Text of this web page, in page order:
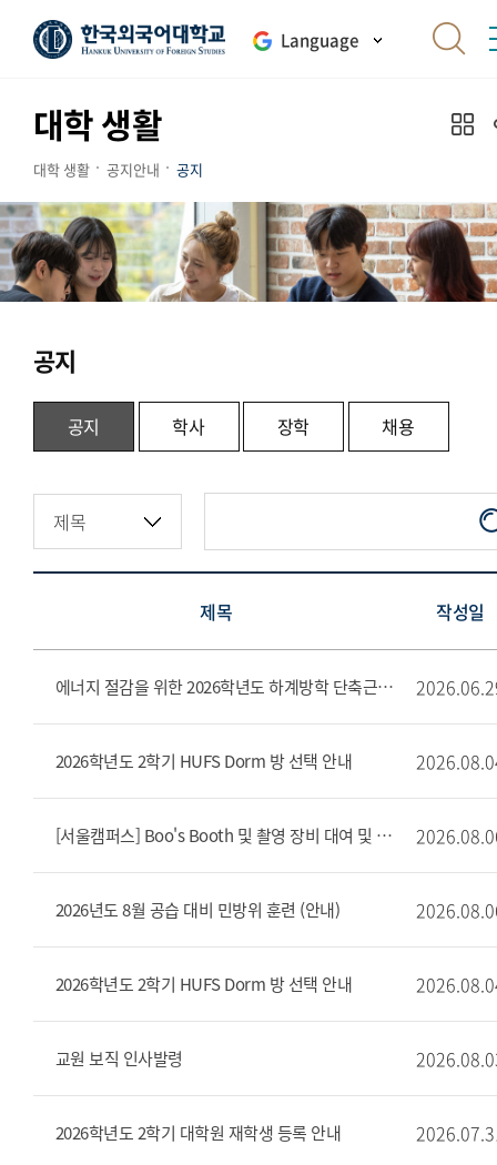
Language
대학 생활
대학 생활 공지안내 공지
공지
공지 학사 장학
채용
제목 작성일
에너지 절감을 위한 2026학년도 하계방학 단축근무 및 집중 휴무 주간 시행 안내문
2026학년도 2학기 HUFS Dorm 방 선택 안내
[서울캠퍼스] Boo's Booth 및 촬영 장비 대여 및 반납 장소 변경 안내(8/6~)
2026년도 8월 공습 대비 민방위 훈련 (안내)
2026학년도 2학기 HUFS Dorm 방 선택 안내
교원 보직 인사발령
2026학년도 2학기 대학원 재학생 등록 안내